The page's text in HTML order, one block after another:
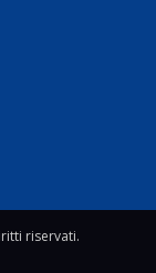
riservati.